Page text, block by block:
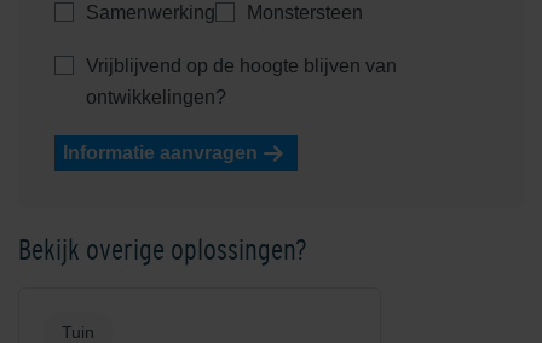
Samenwerking
Monstersteen
Vrijblijvend op de hoogte blijven van
ontwikkelingen?
Informatie aanvragen
Bekijk overige oplossingen?
Tuin